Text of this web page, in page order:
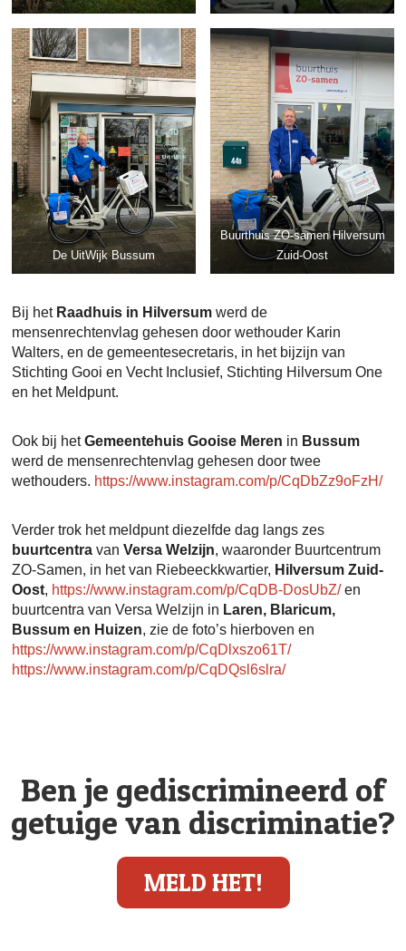
De UitWijk Bussum
Buurthuis ZO-samen Hilversum
Zuid-Oost
Bij het Raadhuis in Hilversumwerd de
mensenrechtenvlag gehesen door wethouder Karin
Walters, en de gemeentesecretaris, in het bijzijn van
Stichting Gooi en Vecht Inclusief, Stichting Hilversum One
en het Meldpunt.
Ook bij hetGemeentehuis Gooise Meren in Bussum
werd de mensenrechtenvlag gehesen door twee
wethouders. https://www.instagram.com/p/CqDbZz9oFzH/
Verder trok het meldpunt diezelfde dag langs zes
buurtcentravan Versa Welzijn, waaronder Buurtcentrum
ZO-Samen, in het van Riebeeckkwartier, Hilversum Zuid-
Oost, https://www.instagram.com/p/CqDB-DosUbZ/en
buurtcentra van Versa Welzijn in Laren, Blaricum,
Bussum en Huizen, zie de foto’s hierboven en
https://www.instagram.com/p/CqDlxszo61T/
https://www.instagram.com/p/CqDQsl6slra/
Ben je gediscrimineerd of
getuige van discriminatie?
MELD HET!